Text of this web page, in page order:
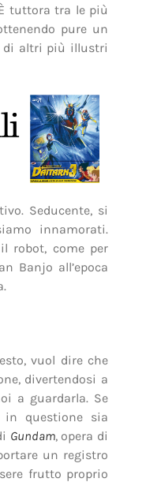
tuttora tra le più
pure un
di altri più illustri
Seducente, si
innamorati.
robot, come per
Banjo all’epoca
vuol dire che
divertendosi a
a guardarla. Se
in questione sia
Gundam, opera di
un registro
frutto proprio